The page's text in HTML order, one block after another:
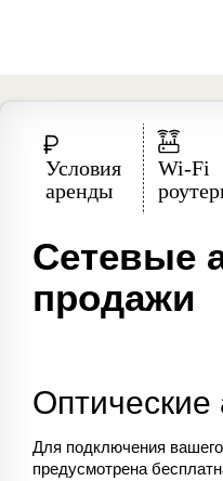
Сетевые
продажи
Для подключения
предусмотрена